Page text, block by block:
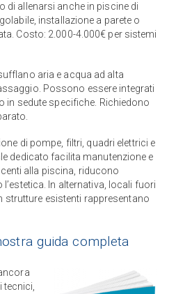
di allenarsi anche in piscine di
installazione a parete o
Costo: 2.000-4.000€ per sistemi
aria e acqua ad alta
Possono essere integrati
in sedute specifiche. Richiedono
di pompe, filtri, quadri elettrici e
dedicato facilita manutenzione e
alla piscina, riducono
In alternativa, locali fuori
strutture esistenti rappresentano
guida completa